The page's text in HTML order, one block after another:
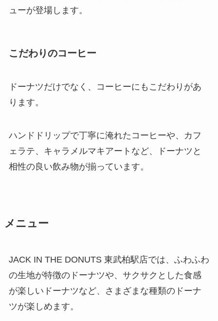
ューが登場します。
こだわりのコーヒー
ドーナツだけでなく、コーヒーにもこだわりがあ
ります。
ハンドドリップで丁寧に淹れたコーヒーや、カフ
ェラテ、キャラメルマキアートなど、ドーナツと
相性の良い飲み物が揃っています。
メニュー
JACK IN THE DONUTS 東武柏駅店では、ふわふわ
の生地が特徴のドーナツや、サクサクとした食感
が楽しいドーナツなど、さまざまな種類のドーナ
ツが楽しめます。